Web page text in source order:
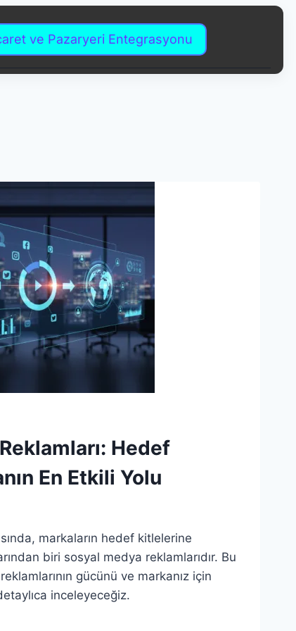
ve Pazaryeri Entegrasyonu
Hedef
En Etkili Yolu
markaların hedef kitlelerine
biri sosyal medya reklamlarıdır. Bu
gücünü ve markanız için
inceleyeceğiz.